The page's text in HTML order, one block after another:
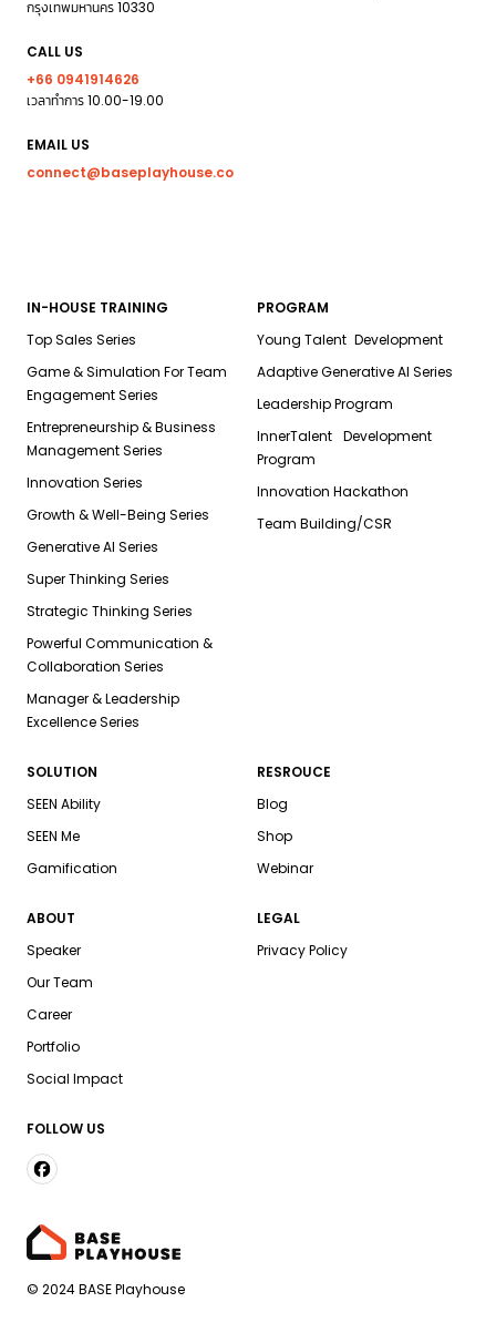
กรุงเทพมหานคร 10330
CALL US
+66 0941914626
เวลาทำการ 10.00-19.00
EMAIL US
connect@baseplayhouse.co
IN-HOUSE TRAINING
Top Sales Series
Game & Simulation For Team
Engagement Series
Entrepreneurship & Business
Management Series
Innovation Series
Growth & Well-Being Series
Generative AI Series
Super Thinking Series
Strategic Thinking Series
Powerful Communication &
Collaboration Series
Manager & Leadership
Excellence Series
PROGRAM
Young Talent Development
Adaptive Generative AI Series
Leadership Program
InnerTalent Development
Program
Innovation Hackathon
Team Building/CSR
SOLUTION
SEEN Ability
SEEN Me
Gamification
FOLLOW US
RESROUCE
Blog
Shop
Webinar
ABOUT
Speaker
Our Team
Career
Portfolio
Social Impact
LEGAL
Privacy Policy
© 2024 BASE Playhouse